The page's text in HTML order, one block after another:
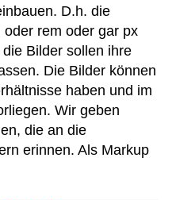
D.h. die
rem oder gar px
Bilder sollen ihre
Die Bilder können
haben und im
Wir geben
die an die
erinnen. Als Markup